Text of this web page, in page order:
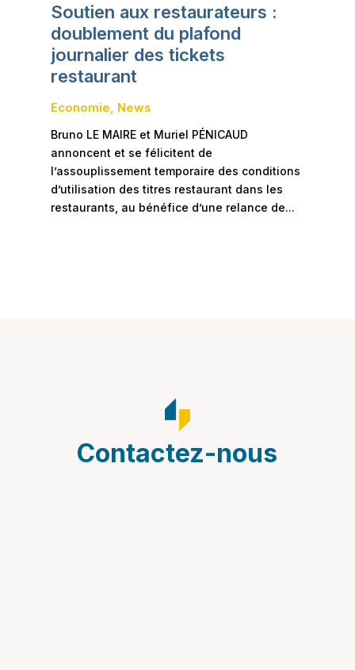
Soutien aux restaurateurs :
doublement du plafond
journalier des tickets
restaurant
Economie News
Bruno LE MAIRE et Muriel PÉNICAUD
annoncent et se félicitent de
l’assouplissement temporaire des conditions
d’utilisation des titres restaurant dans les
restaurants, au bénéfice d’une relance de...
Contactez-nous